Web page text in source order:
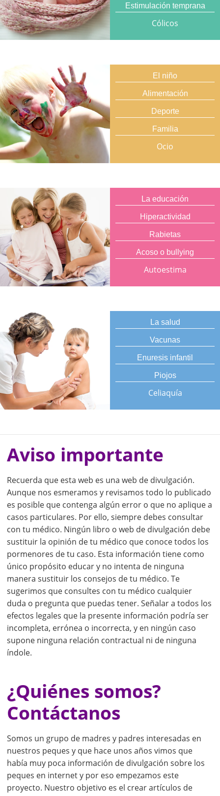
Estimulación temprana
Cólicos
El niño
Alimentación
Deporte
Familia
Ocio
La educación
Hiperactividad
Rabietas
Acoso o bullying
Autoestima
La salud
Vacunas
Enuresis infantil
Piojos
Celiaquía
Aviso importante
Recuerda que esta web es una web de divulgación.
Aunque nos esmeramos y revisamos todo lo publicado
es posible que contenga algún error o que no aplique a
casos particulares. Por ello, siempre debes consultar
con tu médico. Ningún libro o web de divulgación debe
sustituir la opinión de tu médico que conoce todos los
pormenores de tu caso. Esta información tiene como
único propósito educar y no intenta de ninguna
manera sustituir los consejos de tu médico. Te
sugerimos que consultes con tu médico cualquier
duda o pregunta que puedas tener. Señalar a todos los
efectos legales que la presente información podría ser
incompleta, errónea o incorrecta, y en ningún caso
supone ninguna relación contractual ni de ninguna
índole.
¿Quiénes somos?
Contáctanos
Somos un grupo de madres y padres interesadas en
nuestros peques y que hace unos años vimos que
había muy poca información de divulgación sobre los
peques en internet y por eso empezamos este
proyecto. Nuestro objetivo es el crear artículos de